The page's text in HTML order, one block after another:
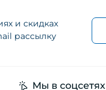
и скидках
рассылку
Мы в соцсетях